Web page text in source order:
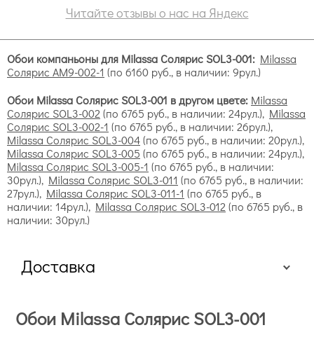
Читайте отзывы о нас на Яндекс
Обои компаньоны для Milassa Солярис SOL3-001: Milassa
Солярис AM9-002-1 (по 6160 руб., в наличии: 9рул.)
Обои Milassa Солярис SOL3-001 в другом цвете: Milassa
Солярис SOL3-002 (по 6765 руб., в наличии: 24рул.), Milassa
Солярис SOL3-002-1 (по 6765 руб., в наличии: 26рул.),
Milassa Солярис SOL3-004(по 6765 руб., в наличии: 20рул.),
Milassa Солярис SOL3-005 (по 6765 руб., в наличии: 24рул.),
Milassa Солярис SOL3-005-1 (по 6765 руб., в наличии:
30рул.), Milassa Солярис SOL3-011 (по 6765 руб., в наличии:
27рул.), Milassa Солярис SOL3-011-1 (по 6765 руб., в
наличии: 14рул.), Milassa Солярис SOL3-012 (по 6765 руб., в
наличии: 30рул.)
Доставка
Обои Milassa Солярис SOL3-001